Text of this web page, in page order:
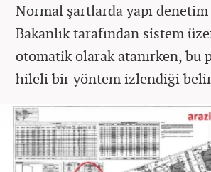
Normal şartlarda yapı
Bakanlık tarafından sistem
otomatik olarak atanırken, bu
hileli bir yöntem izlendiği